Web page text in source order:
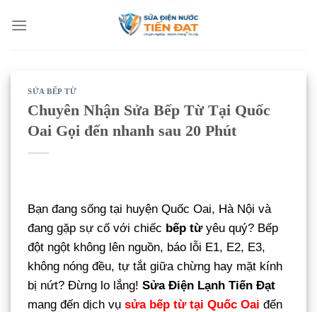
qua
SỬA BẾP TỪ
Chuyên Nhận Sửa Bếp Từ Tại Quốc
Oai Gọi đến nhanh sau 20 Phút
Bạn đang sống tại huyện Quốc Oai, Hà Nội và
đang gặp sự cố với chiếc bếp từyêu quý? Bếp
đột ngột không lên nguồn, báo lỗi E1, E2, E3,
không nóng đều, tự tắt giữa chừng hay mặt kính
bị nứt? Đừng lo lắng! Sửa Điện Lạnh Tiến Đạt
mang đến dịch vụ sửa bếp từ tại Quốc Oai đến